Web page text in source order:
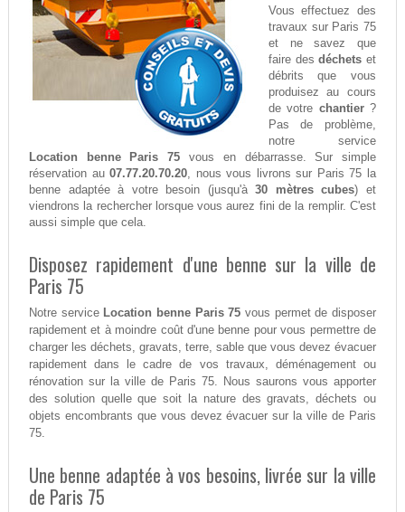
Vous effectuez des
travaux sur Paris 75
et ne savez que
faire desdéchets et
débrits que vous
produisez au cours
de votre chantier?
Pas de problème,
notre service
Location benne Paris 75 vous en débarrasse. Sur simple
réservation au07.77.20.70.20, nous vous livrons sur Paris 75 la
benne adaptée à votre besoin (jusqu'à30 mètres cubes) et
viendrons la rechercher lorsque vous aurez fini de la remplir. C'est
aussi simple que cela.
Disposez rapidement d'une benne sur la ville de
Paris 75
Notre service Location benne Paris 75 vous permet de disposer
rapidement et à moindre coût d'une benne pour vous permettre de
charger les déchets, gravats, terre, sable que vous devez évacuer
rapidement dans le cadre de vos travaux, déménagement ou
rénovation sur la ville de Paris 75. Nous saurons vous apporter
des solution quelle que soit la nature des gravats, déchets ou
objets encombrants que vous devez évacuer sur la ville de Paris
75.
Une benne adaptée à vos besoins, livrée sur la ville
de Paris 75